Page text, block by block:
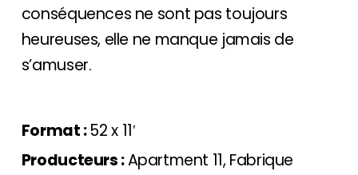
conséquences ne sont pas toujours
heureuses, elle ne manque jamais de
s’amuser.
Format :52 x 11′
Producteurs :Apartment 11, Fabrique